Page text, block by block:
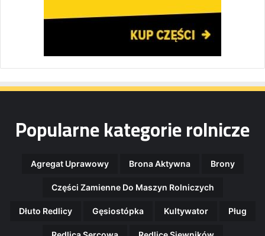
Popularne kategorie rolnicze
Agregat Uprawowy Brona Aktywna Brony
Części Zamienne Do Maszyn Rolniczych
Dłuto Redlicy Gęsiostópka Kultywator Pług